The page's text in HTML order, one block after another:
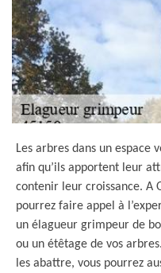
Les arbres dans un
afin qu’ils apportent leur
contenir leur croissance. A
pourrez faire appel à
un élagueur grimpeur de
ou un étêtage de vos
les abattre, vous pourrez